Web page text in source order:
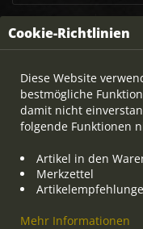
Cookie-Richtlinien
Diese Website
bestmögliche
damit nicht
folgende Funktionen
Artikel in den
Merkzettel
Mehr Informationen